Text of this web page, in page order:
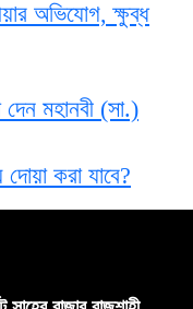
অভিযোগ, ক্ষুব্ধ
মহানবী (সা.)
করা যাবে?